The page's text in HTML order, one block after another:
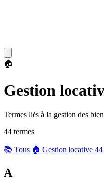
🏠
Gestion
Termes liés à la gestion des
44 termes
📚 Tous 🏠 Gestion locative 44
A